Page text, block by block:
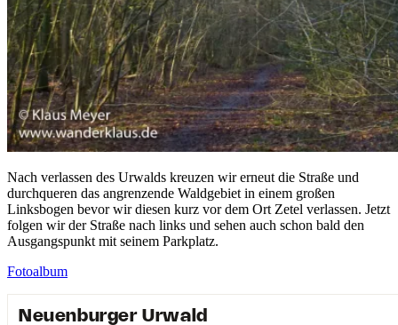
Nach verlassen des Urwalds kreuzen wir erneut die Straße und
durchqueren das angrenzende Waldgebiet in einem großen
Linksbogen bevor wir diesen kurz vor dem Ort Zetel verlassen. Jetzt
folgen wir der Straße nach links und sehen auch schon bald den
Ausgangspunkt mit seinem Parkplatz.
Fotoalbum